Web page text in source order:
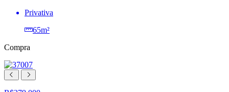
Privativa
65m²
Compra